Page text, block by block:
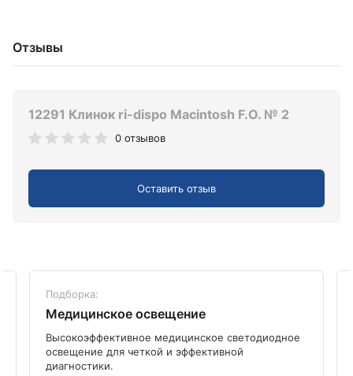
Отзывы
12291 Клинок ri-dispo Macintosh F.O. № 2
0 отзывов
Оставить отзыв
Подборка:
Медицинское освещение
Высокоэффективное медицинское светодиодное
освещение для четкой и эффективной
диагностики.